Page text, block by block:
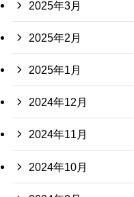
2025年3月
2025年2月
2025年1月
2024年12月
2024年11月
2024年10月